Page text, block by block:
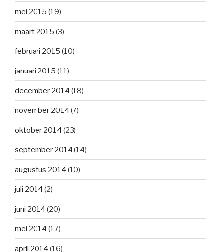
mei 2015 (19)
maart 2015 (3)
februari 2015 (10)
januari 2015 (11)
december 2014 (18)
november 2014 (7)
oktober 2014 (23)
september 2014 (14)
augustus 2014 (10)
juli 2014 (2)
juni 2014 (20)
mei 2014 (17)
april 2014 (16)